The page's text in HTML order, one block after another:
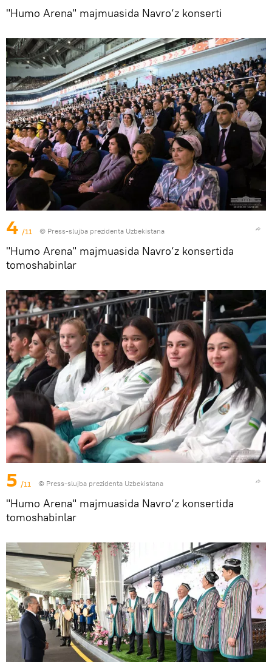
"Humo Arena" majmuasida Navro‘z konserti
4 /11 © Press-slujba prezidenta Uzbekistana
"Humo Arena" majmuasida Navro‘z konsertida
tomoshabinlar
5 /11 © Press-slujba prezidenta Uzbekistana
"Humo Arena" majmuasida Navro‘z konsertida
tomoshabinlar